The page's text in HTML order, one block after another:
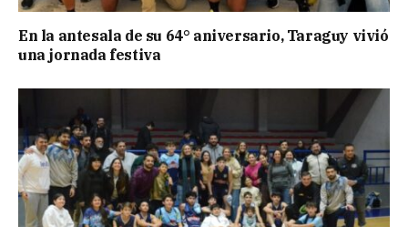
En la antesala de su 64° aniversario, Taraguy vivió
una jornada festiva